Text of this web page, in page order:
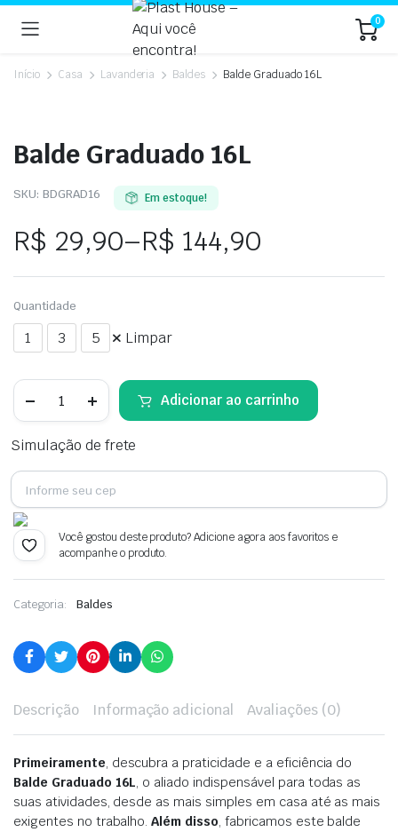
0
Início Casa Lavanderia Baldes Balde Graduado 16L
Balde Graduado 16L
SKU: BDGRAD16 Em estoque!
R$ 29,90–R$ 144,90
Faixa
de
preço:
R$ 29,90
através
R$ 144,90
Quantidade
1 3 5 Limpar
Graduado
Adicionar ao carrinho
Simulação de frete
Você gostou deste produto? Adicione agora aos favoritos e
acompanhe o produto.
Categoria: Baldes
Descrição Informação adicional Avaliações (0)
Primeiramente, descubra a praticidade e a eficiência do
Balde Graduado 16L, o aliado indispensável para todas as
suas atividades, desde as mais simples em casa até as mais
exigentes no trabalho.Além disso, fabricamos este balde